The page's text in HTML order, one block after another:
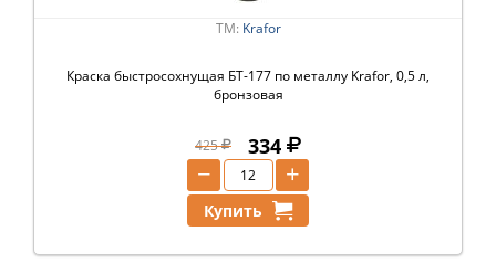
ТМ: Krafor
Краска быстросохнущая БТ-177 по металлу Krafor, 0,5 л,
бронзовая
425 334
+
−
Купить